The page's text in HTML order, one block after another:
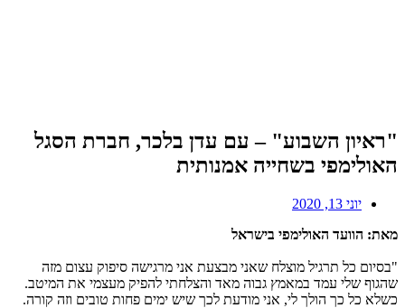
"ראיון השבוע" – עם עדן בלכר, חברת הסגל
האולימפי בשחייה אמנותית
יוני 13, 2020
מאת: הוועד האולימפי בישראל
"בסיום כל תרגיל מוצלח שאני מבצעת אני מרגישה סיפוק עצום מזה
שהגוף שלי עמד במאמץ גבוה מאד והצלחתי להפיק מעצמי את המיטב.
כשלא כל כך הולך לי, אני מודעת לכך שיש ימים פחות טובים וזה קורה.